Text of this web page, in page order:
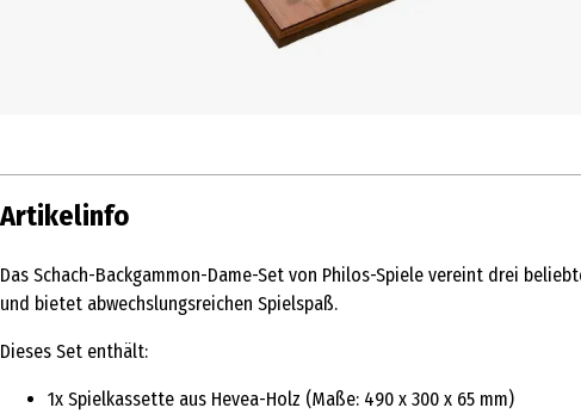
Artikelinfo
Das Schach-Backgammon-Dame-Set von Philos-Spiele vereint drei
und bietet abwechslungsreichen Spielspaß.
Dieses Set enthält:
1x Spielkassette aus Hevea-Holz (Maße: 490 x 300 x 65 mm)